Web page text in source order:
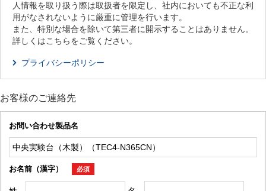
人情報を取り扱う際は取扱者を限定し、社内においても不正な利
用がなされないように厳重に管理を行います。
また、特別な場合を除いて第三者に開示することはありません。
詳しくはこちらをご覧ください。
プライバシーポリシー
お客様のご連絡先
お問い合わせ製品名
お名前（漢字） 必須